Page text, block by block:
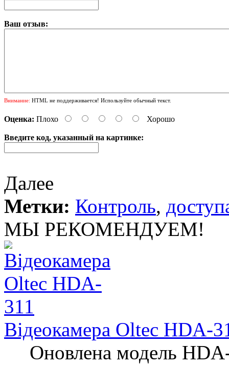
Ваш отзыв:
Внимание: HTML не поддерживается! Используйте обычный текст.
Оценка: Плохо Хорошо
Введите код, указанный на картинке:
Далее
Метки: Контроль,
МЫ РЕКОМЕНДУЕМ!
Відеокамера Oltec HDA-
Оновлена ​​модель